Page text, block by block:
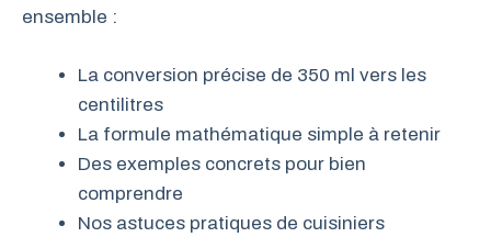
ensemble :
La conversion précise de 350 ml vers les
centilitres
La formule mathématique simple à retenir
Des exemples concrets pour bien
comprendre
Nos astuces pratiques de cuisiniers